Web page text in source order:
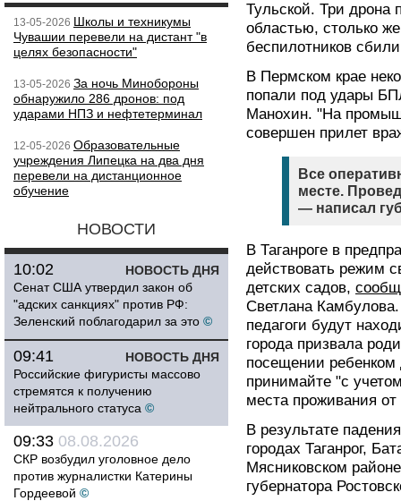
13-05-2026 Школы и техникумы
Чувашии перевели на дистант "в
целях безопасности"
13-05-2026 За ночь Минобороны
обнаружило 286 дронов: под
ударами НПЗ и нефтетерминал
12-05-2026 Образовательные
учреждения Липецка на два дня
перевели на дистанционное
обучение
НОВОСТИ
НОВОСТЬ ДНЯ
10:02
Сенат США утвердил закон об
"адских санкциях" против РФ:
Зеленский поблагодарил за это ©
НОВОСТЬ ДНЯ
09:41
Российские фигуристы массово
стремятся к получению
нейтрального статуса ©
09:33 08.08.2026
СКР возбудил уголовное дело
против журналистки Катерины
Гордеевой ©
Тульской. Три дрона
областью, столько
беспилотников
В Пермском крае
попали под удары
Манохин. "На
совершен прилет
Все
месте.
— написал
В Таганроге в
действовать режим
детских садов,
Светлана
педагоги будут
города призвала
посещении ребенком
принимайте "с
места проживания от
В результате
городах Таганрог,
Мясниковском
губернатора